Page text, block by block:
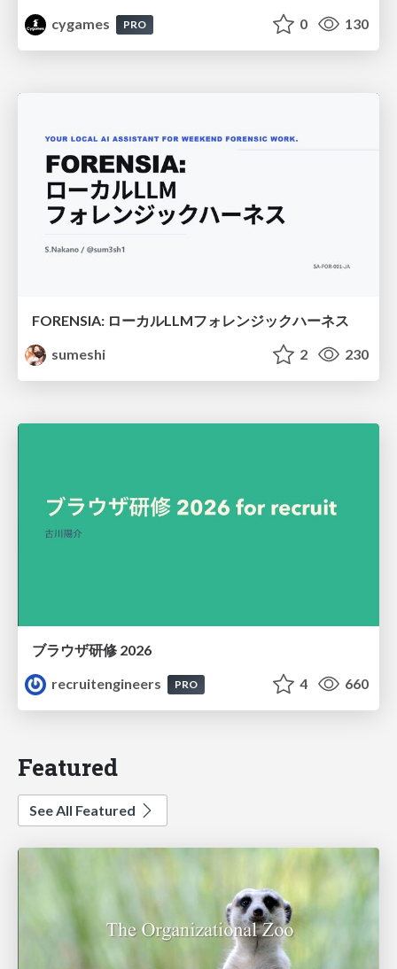
cygames
PRO 0 130
FORENSIA: ローカルLLMフォレンジックハーネス
sumeshi
2 230
ブラウザ研修 2026
recruitengineers
PRO 4 660
Featured
See All Featured